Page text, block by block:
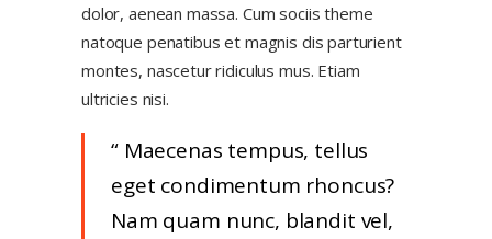
dolor, aenean massa. Cum sociis theme
natoque penatibus et magnis dis parturient
montes, nascetur ridiculus mus. Etiam
ultricies nisi.
Maecenas tempus, tellus
eget condimentum rhoncus?
Nam quam nunc, blandit vel,